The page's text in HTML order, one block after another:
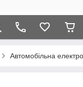
Автомобільна